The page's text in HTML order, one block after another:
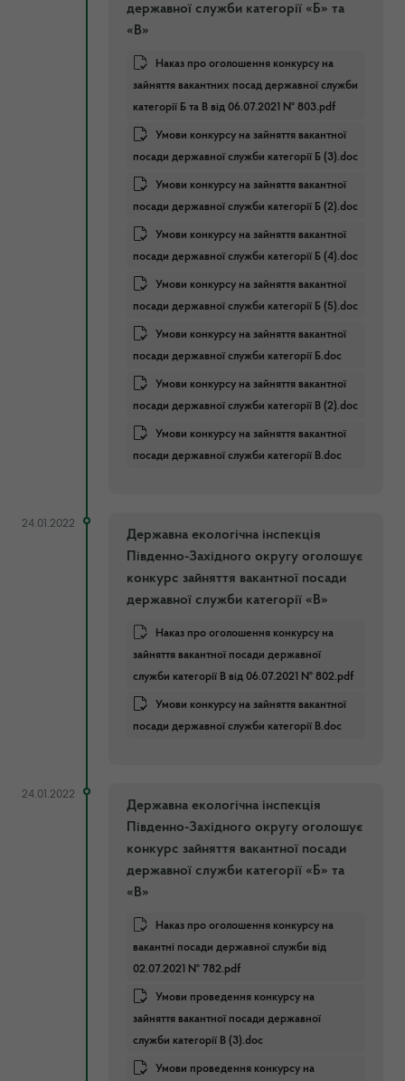
державної служби категорії «Б» та
«В»
Наказ про оголошення конкурсу на
зайняття вакантних посад державної служби
категорії Б та В від 06.07.2021 № 803.pdf
Умови конкурсу на зайняття вакантної
посади державної служби категорії Б (3).doc
Умови конкурсу на зайняття вакантної
посади державної служби категорії Б (2).doc
Умови конкурсу на зайняття вакантної
посади державної служби категорії Б (4).doc
Умови конкурсу на зайняття вакантної
посади державної служби категорії Б (5).doc
Умови конкурсу на зайняття вакантної
посади державної служби категорії Б.doc
Умови конкурсу на зайняття вакантної
посади державної служби категорії В (2).doc
Умови конкурсу на зайняття вакантної
посади державної служби категорії В.doc
24.01.2022
Державна екологічна інспекція
Південно-Західного округу оголошує
конкурс зайняття вакантної посади
державної служби категорії «В»
Наказ про оголошення конкурсу на
зайняття вакантної посади державної
служби категорії В від 06.07.2021 № 802.pdf
Умови конкурсу на зайняття вакантної
посади державної служби категорії В.doc
24.01.2022
Державна екологічна інспекція
Південно-Західного округу оголошує
конкурс зайняття вакантної посади
державної служби категорії «Б» та
«В»
Наказ про оголошення конкурсу на
вакантні посади державної служби від
02.07.2021 № 782.pdf
Умови проведення конкурсу на
зайняття вакантної посади державної
служби категорії В (3).doc
Умови проведення конкурсу на